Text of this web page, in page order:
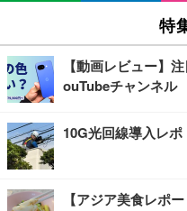
特
【動画レビュー】
ouTubeチャンネル
10G光回線導入レポ
【アジア美食レポ